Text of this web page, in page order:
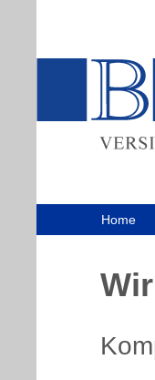
Home